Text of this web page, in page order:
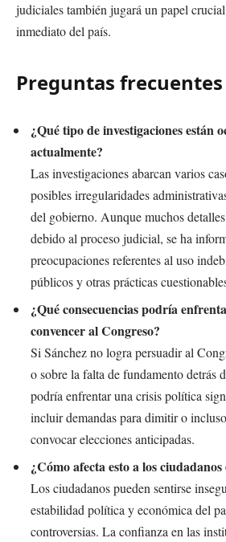
judiciales también jugará un papel
inmediato del país.
Preguntas frecuentes
¿Qué tipo de investigaciones están
actualmente?
Las investigaciones abarcan varios
posibles irregularidades
del gobierno. Aunque muchos
debido al proceso judicial, se ha
preocupaciones referentes al uso
públicos y otras prácticas
¿Qué consecuencias podría
convencer al Congreso?
Si Sánchez no logra persuadir al
o sobre la falta de fundamento detrás
podría enfrentar una crisis política
incluir demandas para dimitir o
convocar elecciones anticipadas.
¿Cómo afecta esto a los ciudadanos
Los ciudadanos pueden sentirse
estabilidad política y económica del
controversias. La confianza en las